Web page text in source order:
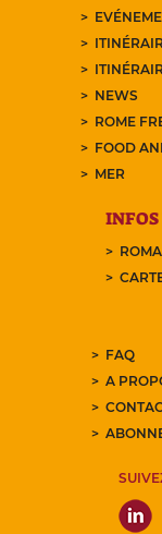
NEWS
ROME
FOOD
MER
FAQ
A